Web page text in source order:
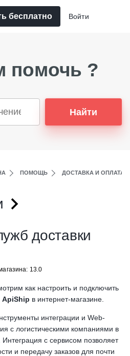
бесплатно Войти
помочь ?
Найти
ПОМОЩЬ ДОСТАВКА И ОПЛАТА
доставки
13.0
как настроить и подключить
ApiShip в интернет-магазине.
интеграции и Web-
с логистическими компаниями в
с сервисом позволяет
и передачу заказов для почти